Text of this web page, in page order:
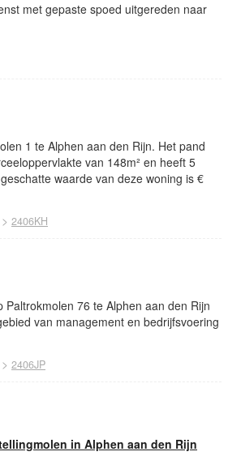
met gepaste spoed uitgereden naar
1 te Alphen aan den Rijn. Het pand
van 148m² en heeft 5
waarde van deze woning is €
> 2406KH
76 te Alphen aan den Rijn
van management en bedrijfsvoering
> 2406JP
in Alphen aan den Rijn